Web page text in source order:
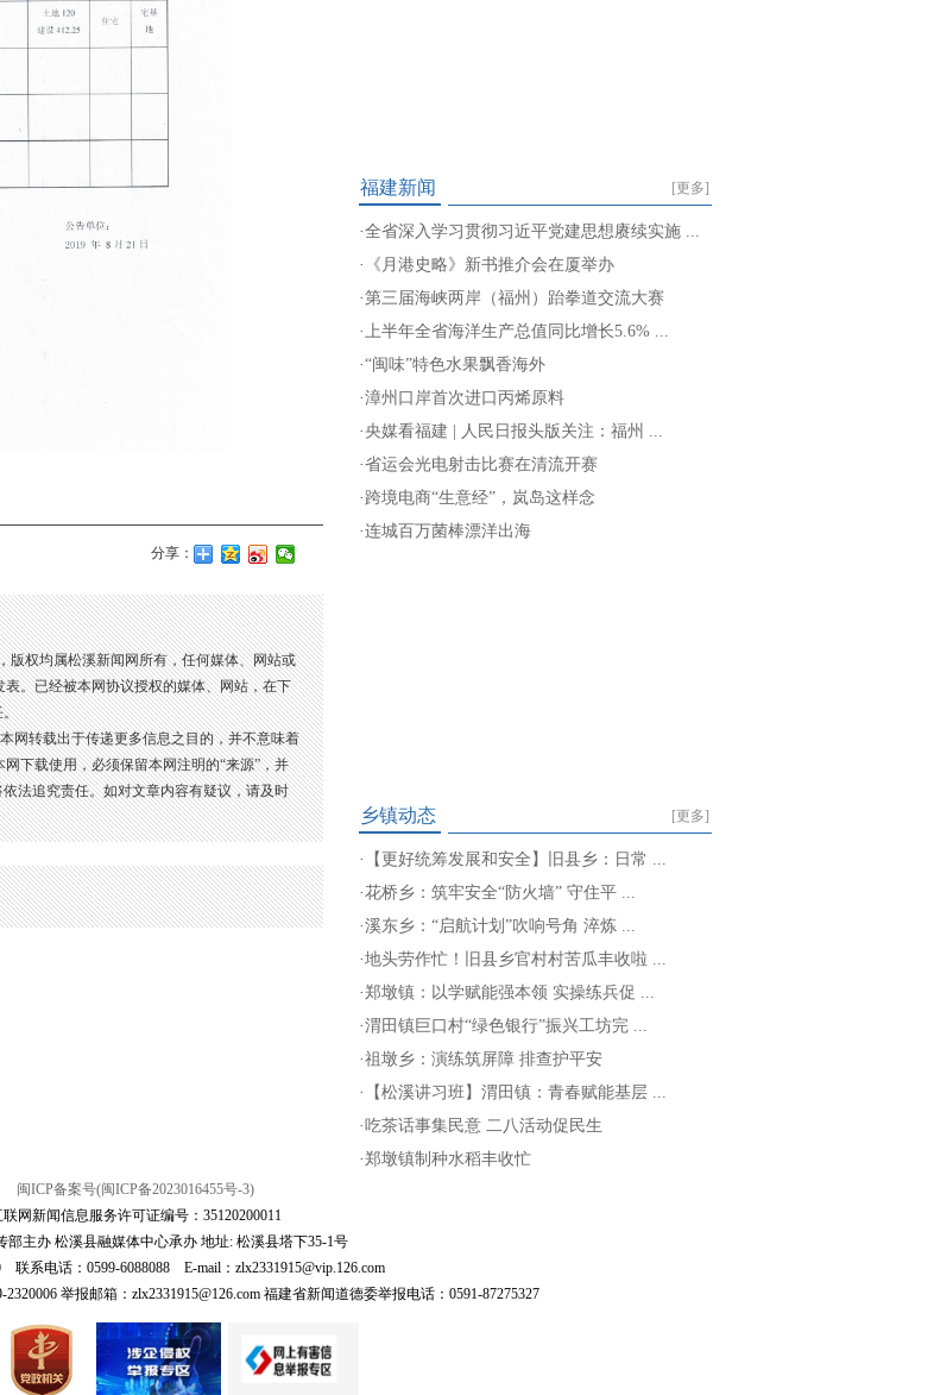
分享：
版权均属松溪新闻网所有，任何媒体、网站或
。已经被本网协议授权的媒体、网站，在下
。
网转载出于传递更多信息之目的，并不意味着
下载使用，必须保留本网注明的“来源”，并
法追究责任。如对文章内容有疑议，请及时
[更多]
福建新闻
·全省深入学习贯彻习近平党建思想赓续实施 ...
· 《月港史略》新书推介会在厦举办
·第三届海峡两岸（福州）跆拳道交流大赛
·上半年全省海洋生产总值同比增长5.6% ...
·“闽味”特色水果飘香海外
·漳州口岸首次进口丙烯原料
·央媒看福建 | 人民日报头版关注：福州 ...
·省运会光电射击比赛在清流开赛
· 跨境电商“生意经”，岚岛这样念
·连城百万菌棒漂洋出海
[更多]
乡镇动态
· 【更好统筹发展和安全】旧县乡：日常 ...
·花桥乡：筑牢安全“防火墙” 守住平 ...
·溪东乡：“启航计划”吹响号角 淬炼 ...
·地头劳作忙！旧县乡官村村苦瓜丰收啦 ...
·郑墩镇：以学赋能强本领 实操练兵促 ...
·渭田镇巨口村“绿色银行”振兴工坊完 ...
·祖墩乡：演练筑屏障 排查护平安
· 【松溪讲习班】渭田镇：青春赋能基层 ...
·吃茶话事集民意 二八活动促民生
·郑墩镇制种水稻丰收忙
闽ICP备案号(闽ICP备2023016455号-3)
联网新闻信息服务许可证编号：35120200011
部主办 松溪县融媒体中心承办 地址: 松溪县塔下35-1号
联系电话：0599-6088088 E-mail：zlx2331915@vip.126.com
举报邮箱：zlx2331915@126.com 福建省新闻道德委举报电话：0591-87275327